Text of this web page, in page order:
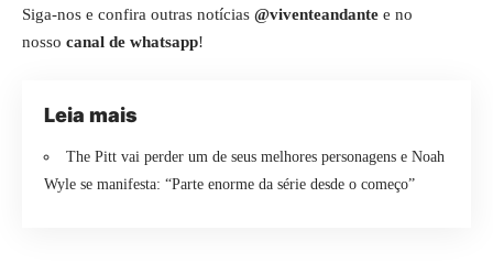
Siga-nos e confira outras notícias @viventeandante e no
nosso canal de whatsapp!
Leia mais
The Pitt vai perder um de seus melhores personagens e Noah
Wyle se manifesta: “Parte enorme da série desde o começo”